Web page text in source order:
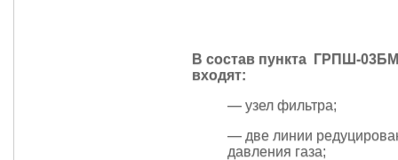
В состав пункта ГРПШ-
входят:
— узел фильтра;
— две линии
давления газа;